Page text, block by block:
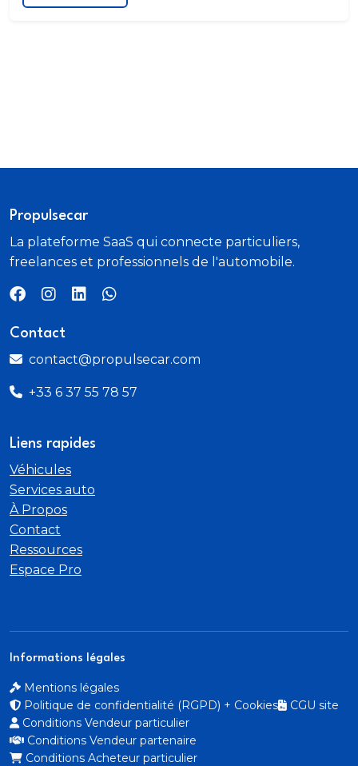
Propulsecar
La plateforme SaaS qui connecte particuliers,
freelances et professionnels de l'automobile.
Contact
contact@propulsecar.com
+33 6 37 55 78 57
Liens rapides
Véhicules
Services auto
À Propos
Contact
Ressources
Espace Pro
Informations légales
Mentions légales
Politique de confidentialité (RGPD) + Cookies
CGU site
Conditions Vendeur particulier
Conditions Vendeur partenaire
Conditions Acheteur particulier